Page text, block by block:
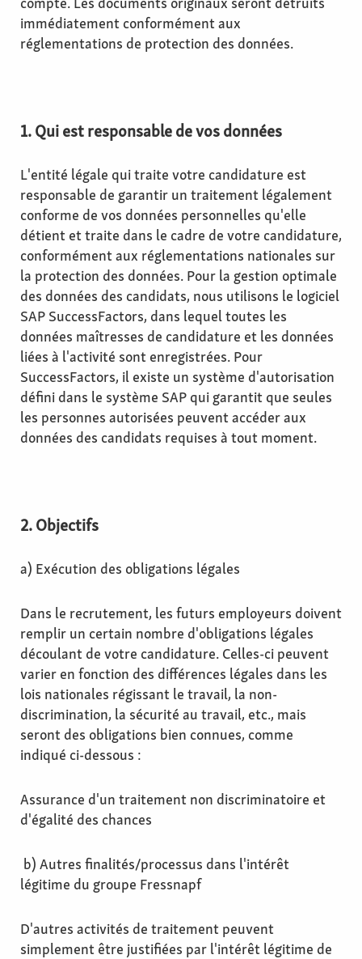
immédiatement conformément aux
réglementations de protection des données.
1. Qui est responsable de vos données
L'entité légale qui traite votre candidature est
responsable de garantir un traitement légalement
conforme de vos données personnelles qu'elle
détient et traite dans le cadre de votre candidature,
conformément aux réglementations nationales sur
la protection des données. Pour la gestion optimale
des données des candidats, nous utilisons le logiciel
SAP SuccessFactors, dans lequel toutes les
données maîtresses de candidature et les données
liées à l'activité sont enregistrées. Pour
SuccessFactors, il existe un système d'autorisation
défini dans le système SAP qui garantit que seules
les personnes autorisées peuvent accéder aux
données des candidats requises à tout moment.
2. Objectifs
a) Exécution des obligations légales
Dans le recrutement, les futurs employeurs doivent
remplir un certain nombre d'obligations légales
découlant de votre candidature. Celles-ci peuvent
varier en fonction des différences légales dans les
lois nationales régissant le travail, la non-
discrimination, la sécurité au travail, etc., mais
seront des obligations bien connues, comme
indiqué ci-dessous :
Assurance d'un traitement non discriminatoire et
d'égalité des chances
b) Autres finalités/processus dans l'intérêt
légitime du groupe Fressnapf
D'autres activités de traitement peuvent
simplement être justifiées par l'intérêt légitime de